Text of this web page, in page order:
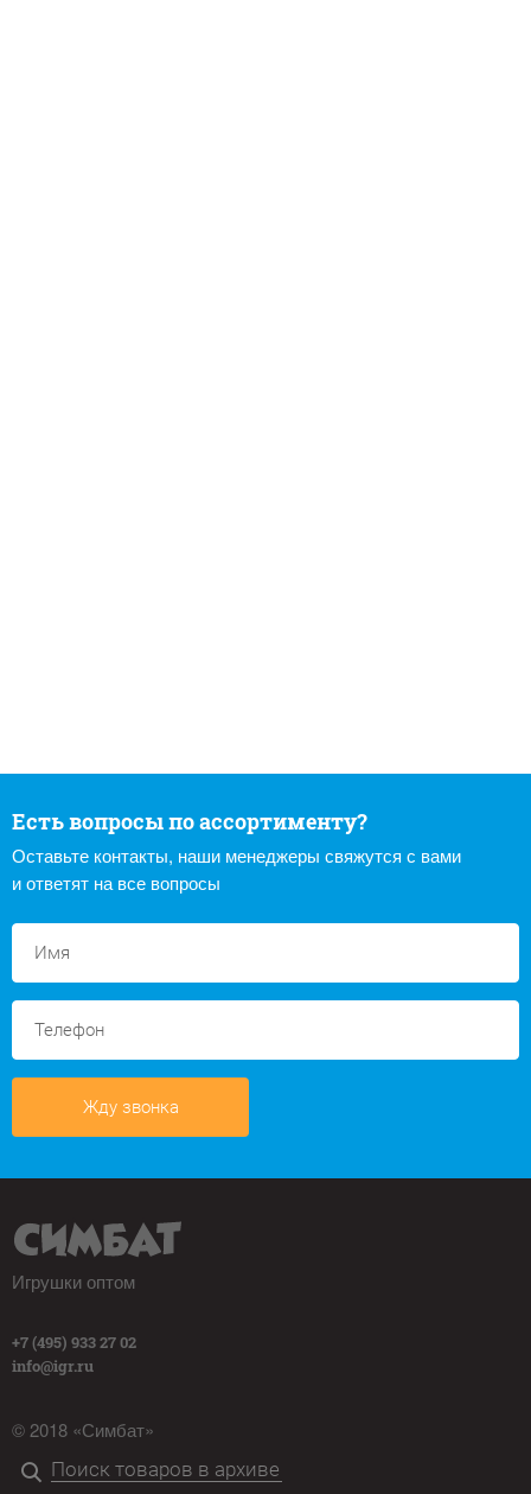
Есть вопросы по ассортименту?
Оставьте контакты, наши менеджеры свяжутся с вами
и ответят на все вопросы
Жду звонка
Игрушки оптом
+7 (495) 933 27 02
info@igr.ru
© 2018 «Симбат»